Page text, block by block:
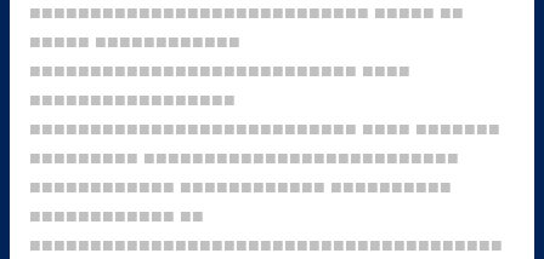
■■■■■■■■■■■■■■■■■■■■■■■■■■■■ ■■■■■ ■■
■■■■■ ■■■■■■■■■■■■
■■■■■■■■■■■■■■■■■■■■■■■■■■■ ■■■■
■■■■■■■■■■■■■■■■■
■■■■■■■■■■■■■■■■■■■■■■■■■■■ ■■■■ ■■■■■■■
■■■■■■■■■ ■■■■■■■■■■■■■■■■■■■■■■■■■■
■■■■■■■■■■■■ ■■■■■■■■■■■■ ■■■■■■■■■■
■■■■■■■■■■■■ ■■
■■■■■■■■■■■■■■■■■■■■■■■■■■■■■■■■■■■■■■■